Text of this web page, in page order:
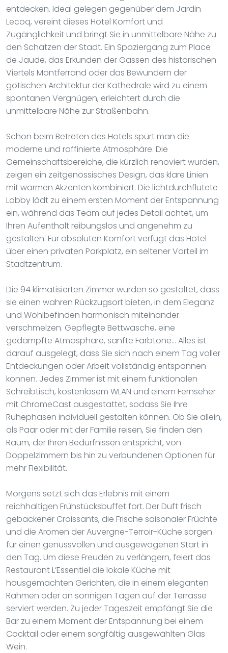
entdecken. Ideal gelegen gegenüber dem Jardin
Lecoq, vereint dieses Hotel Komfort und
Zugänglichkeit und bringt Sie in unmittelbare Nähe zu
den Schätzen der Stadt. Ein Spaziergang zum Place
de Jaude, das Erkunden der Gassen des historischen
Viertels Montferrand oder das Bewundern der
gotischen Architektur der Kathedrale wird zu einem
spontanen Vergnügen, erleichtert durch die
unmittelbare Nähe zur Straßenbahn.
Schon beim Betreten des Hotels spürt man die
moderne und raffinierte Atmosphäre. Die
Gemeinschaftsbereiche, die kürzlich renoviert wurden,
zeigen ein zeitgenössisches Design, das klare Linien
mit warmen Akzenten kombiniert. Die lichtdurchflutete
Lobby lädt zu einem ersten Moment der Entspannung
ein, während das Team auf jedes Detail achtet, um
Ihren Aufenthalt reibungslos und angenehm zu
gestalten. Für absoluten Komfort verfügt das Hotel
über einen privaten Parkplatz, ein seltener Vorteil im
Stadtzentrum.
Die 94 klimatisierten Zimmer wurden so gestaltet, dass
sie einen wahren Rückzugsort bieten, in dem Eleganz
und Wohlbefinden harmonisch miteinander
verschmelzen. Gepflegte Bettwäsche, eine
gedämpfte Atmosphäre, sanfte Farbtöne... Alles ist
darauf ausgelegt, dass Sie sich nach einem Tag voller
Entdeckungen oder Arbeit vollständig entspannen
können. Jedes Zimmer ist mit einem funktionalen
Schreibtisch, kostenlosem WLAN und einem Fernseher
mit ChromeCast ausgestattet, sodass Sie Ihre
Ruhephasen individuell gestalten können. Ob Sie allein,
als Paar oder mit der Familie reisen, Sie finden den
Raum, der Ihren Bedürfnissen entspricht, von
Doppelzimmern bis hin zu verbundenen Optionen für
mehr Flexibilität.
Morgens setzt sich das Erlebnis mit einem
reichhaltigen Frühstücksbuffet fort. Der Duft frisch
gebackener Croissants, die Frische saisonaler Früchte
und die Aromen der Auvergne-Terroir-Küche sorgen
für einen genussvollen und ausgewogenen Start in
den Tag. Um diese Freuden zu verlängern, feiert das
Restaurant L’Essentiel die lokale Küche mit
hausgemachten Gerichten, die in einem eleganten
Rahmen oder an sonnigen Tagen auf der Terrasse
serviert werden. Zu jeder Tageszeit empfängt Sie die
Bar zu einem Moment der Entspannung bei einem
Cocktail oder einem sorgfältig ausgewählten Glas
Wein.